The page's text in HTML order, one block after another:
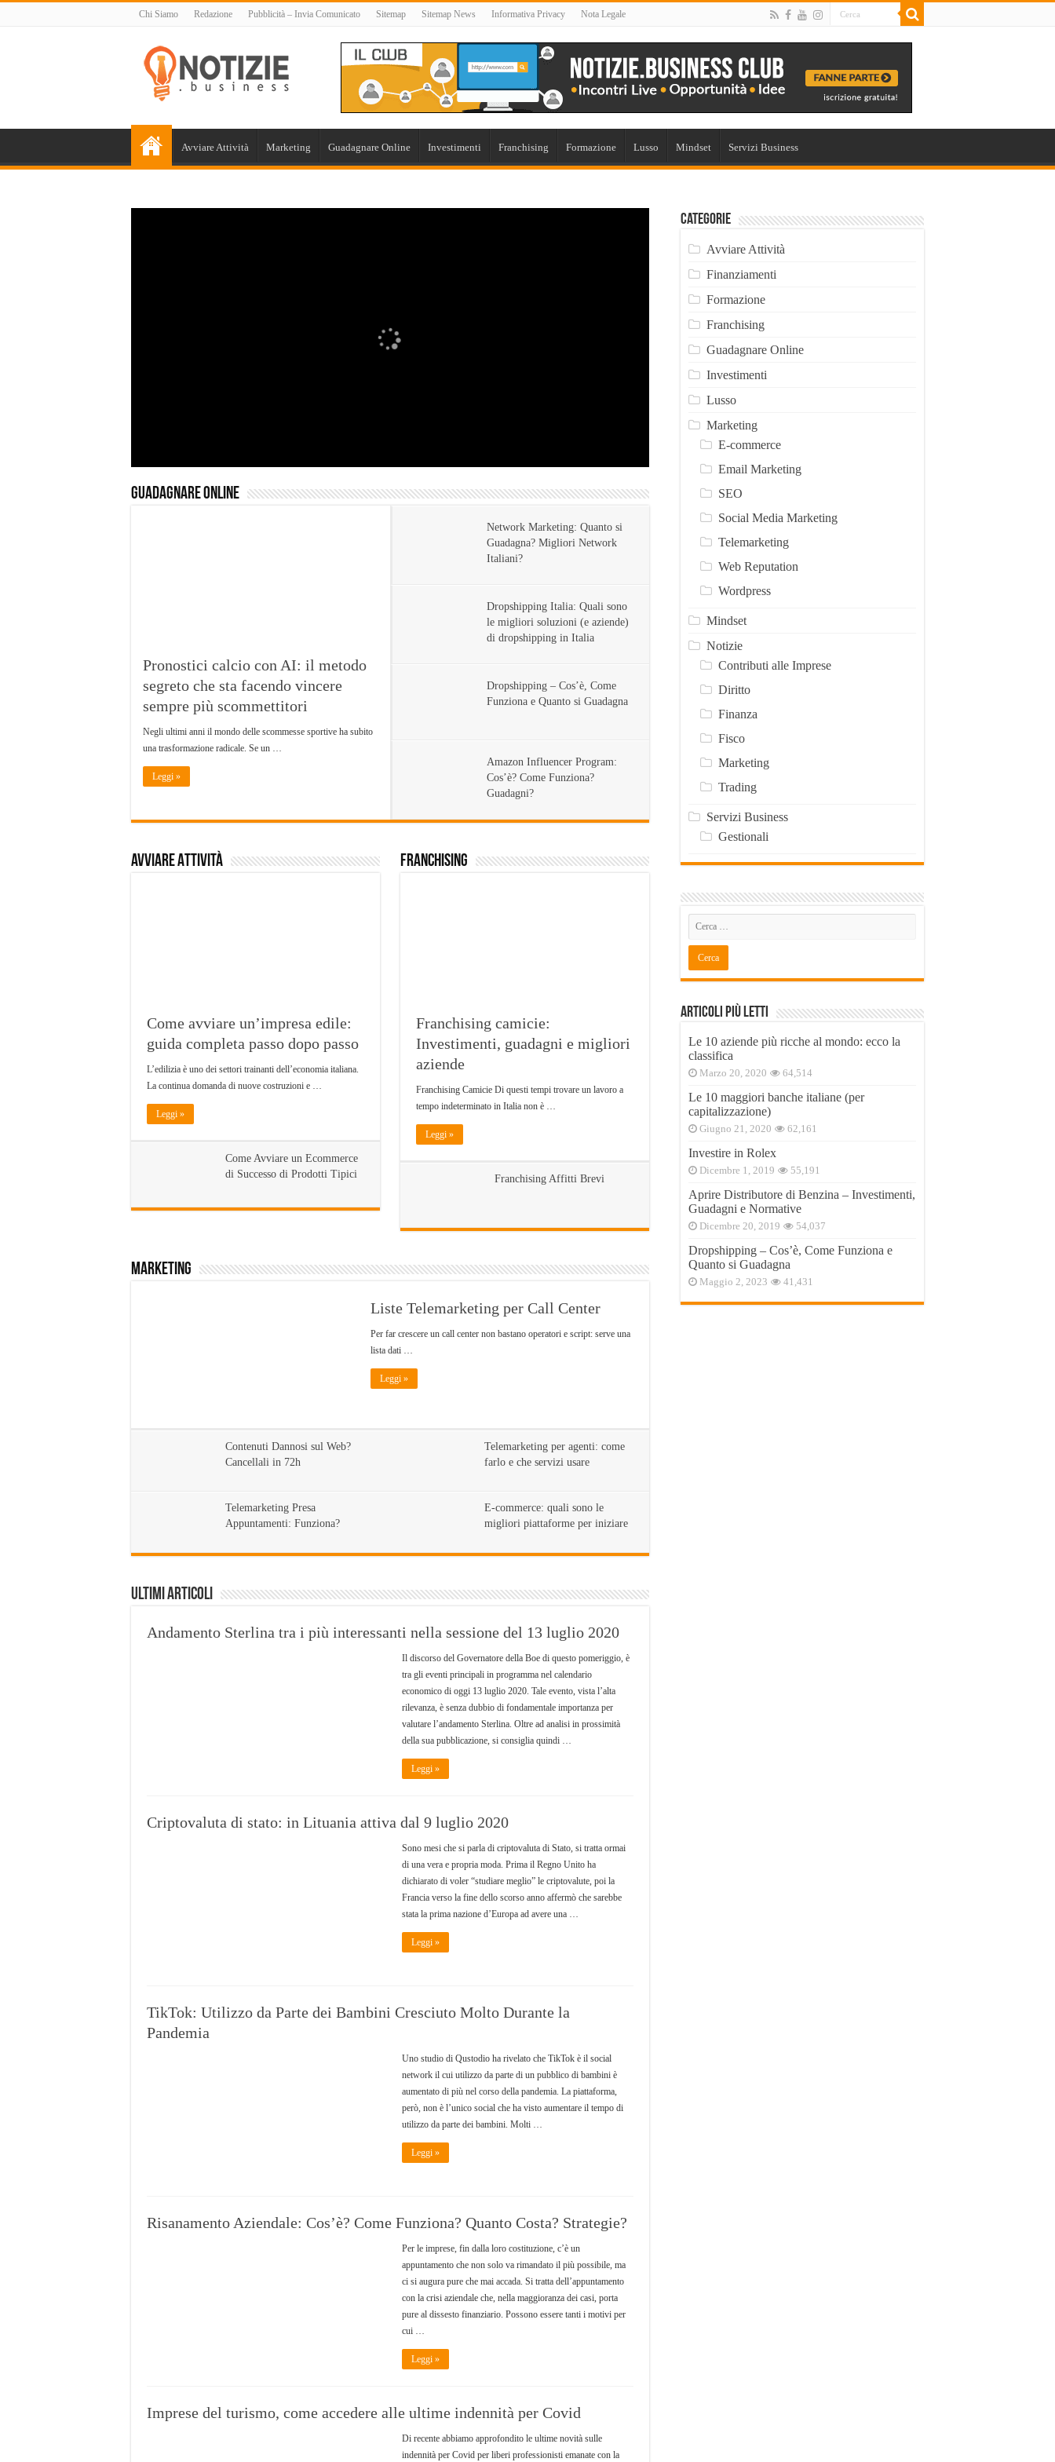
Chi Siamo Redazione Pubblicità – Invia Comunicato Sitemap Sitemap News Informativa Privacy Nota Legale
Avviare Attività Marketing Guadagnare Online Investimenti Franchising Formazione Lusso Mindset Servizi Business
Guadagnare Online
Pronostici calcio con AI: il metodo
segreto che sta facendo vincere
sempre più scommettitori
Negli ultimi anni il mondo delle scommesse sportive ha subito
una trasformazione radicale. Se un …
Leggi »
Network Marketing: Quanto si
Guadagna? Migliori Network
Italiani?
Dropshipping Italia: Quali sono
le migliori soluzioni (e aziende)
di dropshipping in Italia
Dropshipping – Cos’è, Come
Funziona e Quanto si Guadagna
Amazon Influencer Program:
Cos’è? Come Funziona?
Guadagni?
Avviare Attività
Come avviare un’impresa edile:
guida completa passo dopo passo
L’edilizia è uno dei settori trainanti dell’economia italiana.
La continua domanda di nuove costruzioni e …
Leggi »
Come Avviare un Ecommerce
di Successo di Prodotti Tipici
Franchising
Franchising camicie:
Investimenti, guadagni e migliori
aziende
Franchising Camicie Di questi tempi trovare un lavoro a
tempo indeterminato in Italia non è …
Leggi »
Franchising Affitti Brevi
Marketing
Liste Telemarketing per Call Center
Per far crescere un call center non bastano operatori e script: serve una
lista dati …
Leggi »
Contenuti Dannosi sul Web?
Cancellali in 72h
Telemarketing per agenti: come
farlo e che servizi usare
Telemarketing Presa
Appuntamenti: Funziona?
E-commerce: quali sono le
migliori piattaforme per iniziare
Ultimi Articoli
Andamento Sterlina tra i più interessanti nella sessione del 13 luglio 2020
Il discorso del Governatore della Boe di questo pomeriggio, è
tra gli eventi principali in programma nel calendario
economico di oggi 13 luglio 2020. Tale evento, vista l’alta
rilevanza, è senza dubbio di fondamentale importanza per
valutare l’andamento Sterlina. Oltre ad analisi in prossimità
della sua pubblicazione, si consiglia quindi …
Leggi »
Criptovaluta di stato: in Lituania attiva dal 9 luglio 2020
Sono mesi che si parla di criptovaluta di Stato, si tratta ormai
di una vera e propria moda. Prima il Regno Unito ha
dichiarato di voler “studiare meglio” le criptovalute, poi la
Francia verso la fine dello scorso anno affermò che sarebbe
stata la prima nazione d’Europa ad avere una …
Leggi »
TikTok: Utilizzo da Parte dei Bambini Cresciuto Molto Durante la
Pandemia
Uno studio di Qustodio ha rivelato che TikTok è il social
network il cui utilizzo da parte di un pubblico di bambini è
aumentato di più nel corso della pandemia. La piattaforma,
però, non è l’unico social che ha visto aumentare il tempo di
utilizzo da parte dei bambini. Molti …
Leggi »
Risanamento Aziendale: Cos’è? Come Funziona? Quanto Costa? Strategie?
Per le imprese, fin dalla loro costituzione, c’è un
appuntamento che non solo va rimandato il più possibile, ma
ci si augura pure che mai accada. Si tratta dell’appuntamento
con la crisi aziendale che, nella maggioranza dei casi, porta
pure al dissesto finanziario. Possono essere tanti i motivi per
cui …
Leggi »
Imprese del turismo, come accedere alle ultime indennità per Covid
Di recente abbiamo approfondito le ultime novità sulle
indennità per Covid per liberi professionisti emanate con la
Categorie
Avviare Attività
Finanziamenti
Formazione
Franchising
Guadagnare Online
Investimenti
Lusso
Marketing
E-commerce
Email Marketing
SEO
Social Media Marketing
Telemarketing
Web Reputation
Wordpress
Mindset
Notizie
Contributi alle Imprese
Diritto
Finanza
Fisco
Marketing
Trading
Servizi Business
Gestionali
Articoli Più Letti
Le 10 aziende più ricche al mondo: ecco la
classifica
Marzo 20, 2020 64,514
Le 10 maggiori banche italiane (per
capitalizzazione)
Giugno 21, 2020 62,161
Investire in Rolex
Dicembre 1, 2019 55,191
Aprire Distributore di Benzina – Investimenti,
Guadagni e Normative
Dicembre 20, 2019 54,037
Dropshipping – Cos’è, Come Funziona e
Quanto si Guadagna
Maggio 2, 2023 41,431